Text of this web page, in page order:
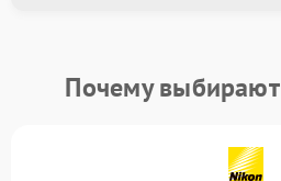
Почему выбирают